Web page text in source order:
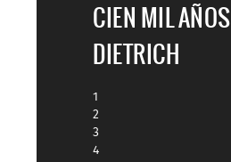
CIEN MIL AÑOS
DIETRICH
1
2
3
4